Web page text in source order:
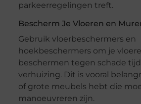
parkeerregelingen treft.
Bescherm Je Vloeren en
Gebruik vloerbeschermers en
hoekbeschermers om je
beschermen tegen schade
verhuizing. Dit is vooral
of grote meubels hebt die
manoeuvreren zijn.